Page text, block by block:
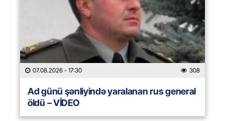
07.08.2026 - 17:30 308
Ad günü şənliyində yaralanan rus general
öldü – VİDEO